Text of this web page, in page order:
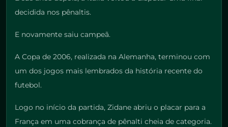
decidida nos pênaltis.
E novamente saiu campeã.
A Copa de 2006, realizada na Alemanha, terminou com
um dos jogos mais lembrados da história recente do
futebol.
Logo no início da partida, Zidane abriu o placar para a
França em uma cobrança de pênalti cheia de categoria.